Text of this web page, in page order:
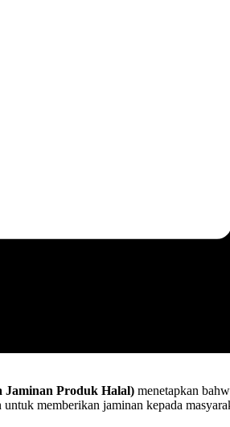
Jaminan Produk Halal) menetapkan
memberikan jaminan kepada